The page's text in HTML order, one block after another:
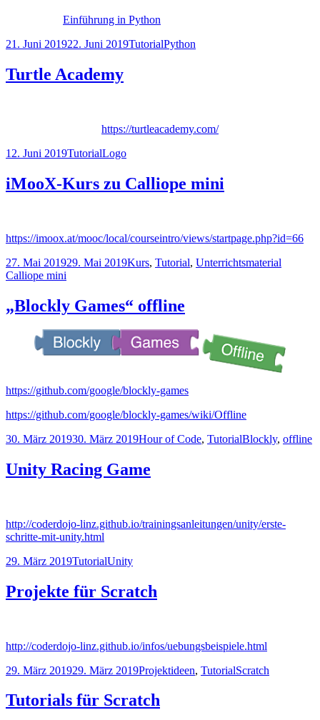
Einführung in Python
Veröffentlicht
21. Juni 201922. Juni 2019Kategorien
TutorialSchlagwörter
Python
Turtle Academy
https://turtleacademy.com/
Veröffentlicht
12. Juni 2019Kategorien
TutorialSchlagwörter
Logo
iMooX-Kurs zu Calliope mini
https://imoox.at/mooc/local/courseintro/views/startpage.php?id=66
Veröffentlicht
am
27. Mai 201929. Mai 2019Kategorien
Kurs, Tutorial, Unterrichtsmaterial
Calliope mini
„Blockly Games“ offline
https://github.com/google/blockly-games
https://github.com/google/blockly-games/wiki/Offline
Veröffentlicht
30. März 201930. März 2019Kategorien
Hour of Code, TutorialSchlagwörter
Blockly, offline
Unity Racing Game
http://coderdojo-linz.github.io/trainingsanleitungen/unity/erste-
schritte-mit-unity.html
Veröffentlicht
29. März 2019Kategorien
TutorialSchlagwörter
Unity
Projekte für Scratch
http://coderdojo-linz.github.io/infos/uebungsbeispiele.html
Veröffentlicht
29. März 201929. März 2019Kategorien
Projektideen, TutorialSchlagwörter
Scratch
Tutorials für Scratch